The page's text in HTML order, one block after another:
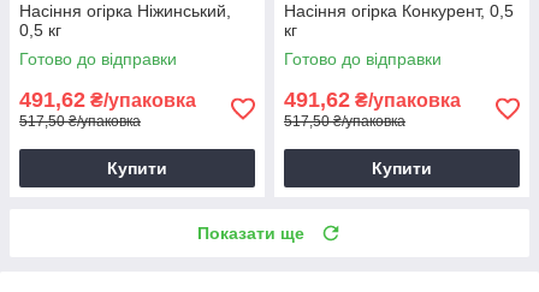
Насіння огірка Ніжинський,
0,5 кг
Готово до відправки
491,62 ₴/упаковка
517,50 ₴/упаковка
Купити
Насіння огірка Конкурент, 0,5
кг
Готово до відправки
491,62 ₴/упаковка
517,50 ₴/упаковка
Купити
Показати ще